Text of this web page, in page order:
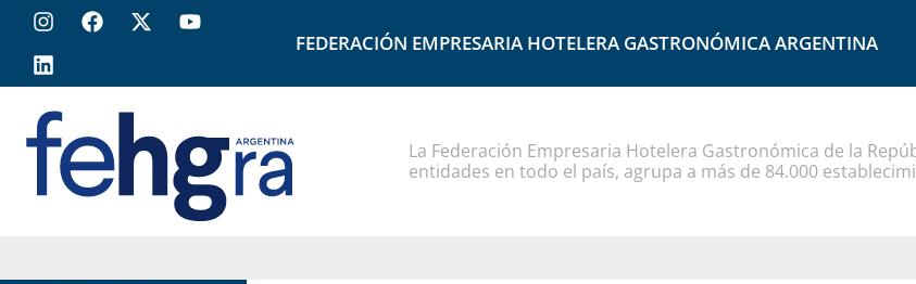
FEDERACIÓN EMPRESARIA HOTELERA GASTRONÓMICA ARGENTINA
La Federación Empresaria Hotelera Gastronómica de la
entidades en todo el país, agrupa a más de 84.000